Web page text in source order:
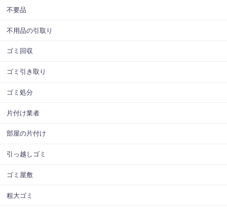
不要品
不用品の引取り
ゴミ回収
ゴミ引き取り
ゴミ処分
片付け業者
部屋の片付け
引っ越しゴミ
ゴミ屋敷
粗大ゴミ